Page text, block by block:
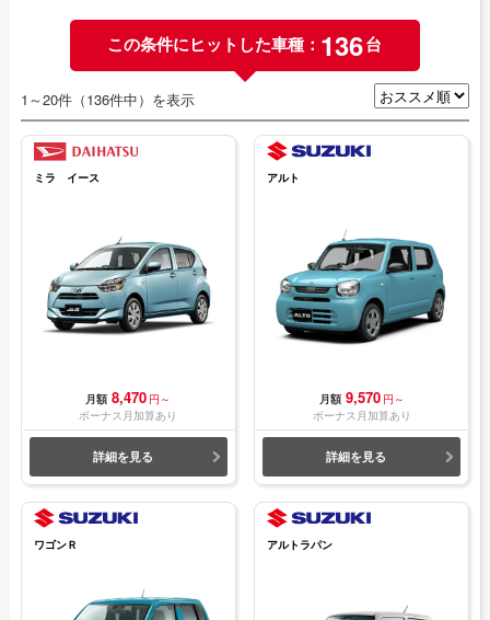
この条件にヒットした車種： 136台
1～20件（136件中）を表示
ミラ イース
月額 8,470 円～
ボーナス月加算あり
詳細を見る
アルト
月額 9,570 円～
ボーナス月加算あり
詳細を見る
ワゴンＲ アルトラパン